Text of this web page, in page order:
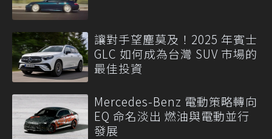
讓對手望塵莫及！2025 年賓士
GLC 如何成為台灣 SUV 市場的
最佳投資
Mercedes-Benz 電動策略轉向
EQ 命名淡出 燃油與電動並行
發展